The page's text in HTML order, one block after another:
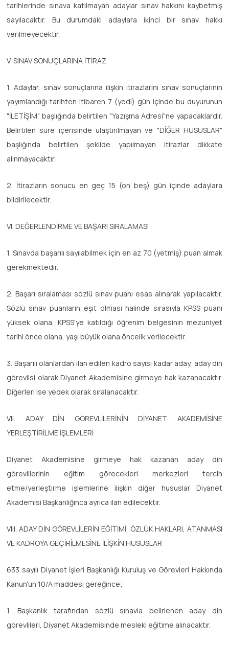
tarihlerinde sınava katılmayan adaylar sınav hakkını kaybetmiş
sayılacaktır. Bu durumdaki adaylara ikinci bir sınav hakkı
verilmeyecektir.
V. SINAV SONUÇLARINA İTİRAZ
1. Adaylar, sınav sonuçlarına ilişkin itirazlarını sınav sonuçlarının
yayımlandığı tarihten itibaren 7 (yedi) gün içinde bu duyurunun
"İLETİŞİM" başlığında belirtilen "Yazışma Adresi"ne yapacaklardır.
Belirtilen süre içerisinde ulaştırılmayan ve "DİĞER HUSUSLAR"
başlığında belirtilen şekilde yapılmayan itirazlar dikkate
alınmayacaktır.
2. İtirazların sonucu en geç 15 (on beş) gün içinde adaylara
bildirilecektir.
VI. DEĞERLENDİRME VE BAŞARI SIRALAMASI
1. Sınavda başarılı sayılabilmek için en az 70 (yetmiş) puan almak
gerekmektedir.
2. Başarı sıralaması sözlü sınav puanı esas alınarak yapılacaktır.
Sözlü sınav puanların eşit olması halinde sırasıyla KPSS puanı
yüksek olana, KPSS'ye katıldığı öğrenim belgesinin mezuniyet
tarihi önce olana, yaşı büyük olana öncelik verilecektir.
3. Başarılı olanlardan ilan edilen kadro sayısı kadar aday, aday din
görevlisi olarak Diyanet Akademisine girmeye hak kazanacaktır.
Diğerleri ise yedek olarak sıralanacaktır.
VII. ADAY DİN GÖREVLİLERİNİN DİYANET AKADEMİSİNE
YERLEŞTİRİLME İŞLEMLERİ
Diyanet Akademisine girmeye hak kazanan aday din
görevlilerinin eğitim görecekleri merkezleri tercih
etme/yerleştirme işlemlerine ilişkin diğer hususlar Diyanet
Akademisi Başkanlığınca ayrıca ilan edilecektir.
VIII. ADAY DİN GÖREVLİLERİN EĞİTİMİ, ÖZLÜK HAKLARI, ATANMASI
VE KADROYA GEÇİRİLMESİNE İLİŞKİN HUSUSLAR
633 sayılı Diyanet İşleri Başkanlığı Kuruluş ve Görevleri Hakkında
Kanun'un 10/A maddesi gereğince;
1. Başkanlık tarafından sözlü sınavla belirlenen aday din
görevlileri, Diyanet Akademisinde mesleki eğitime alınacaktır.